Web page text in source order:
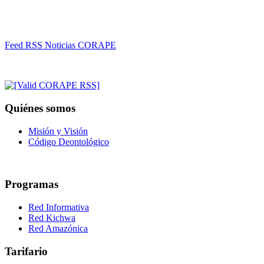
Feed RSS Noticias CORAPE
Quiénes somos
Misión y Visión
Código Deontológico
Programas
Red Informativa
Red Kichwa
Red Amazónica
Tarifario